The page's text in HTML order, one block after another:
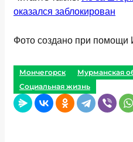
оказался заблокирован
Фото создано при помощи
Мончегорск Мурманская
Социальная жизнь